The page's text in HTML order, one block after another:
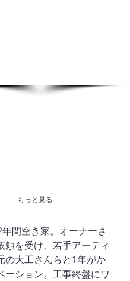
もっと見る
間空き家。オーナーさ
頼を受け、若手アーティ
の大工さんらと1年がか
ーション。工事終盤にワ